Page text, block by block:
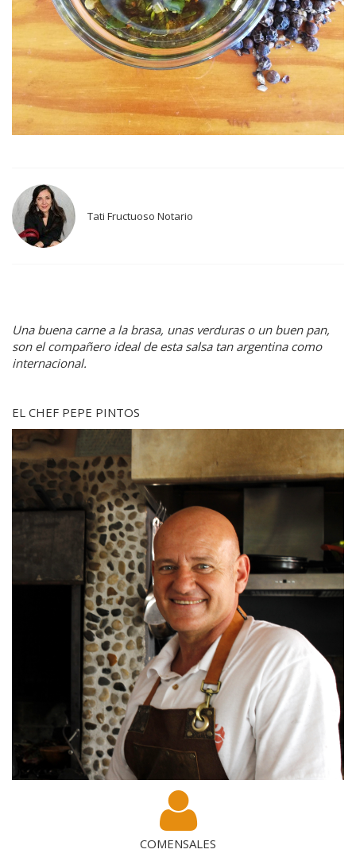
Tati Fructuoso Notario
Una buena carne a la brasa, unas verduras o un buen pan,
son el compañero ideal de esta salsa tan argentina como
internacional.
EL CHEF PEPE PINTOS
COMENSALES